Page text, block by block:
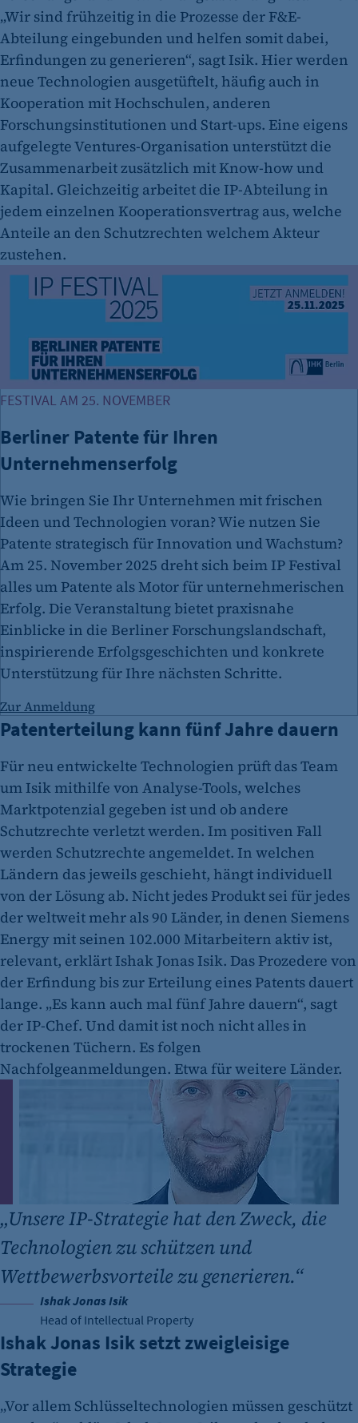
„Wir sind frühzeitig in die Prozesse der F&E-
Abteilung eingebunden und helfen somit dabei,
Erfindungen zu generieren“, sagt Isik. Hier werden
neue Technologien ausgetüftelt, häufig auch in
Kooperation mit Hochschulen, anderen
Forschungsinstitutionen und Start-ups. Eine eigens
aufgelegte Ventures-Organisation unterstützt die
Zusammenarbeit zusätzlich mit Know-how und
Kapital. Gleichzeitig arbeitet die IP-Abteilung in
jedem einzelnen Kooperationsvertrag aus, welche
Anteile an den Schutzrechten welchem Akteur
zustehen.
Zur Anmeldung
FESTIVAL AM 25. NOVEMBER
Berliner Patente für Ihren
Unternehmenserfolg
Wie bringen Sie Ihr Unternehmen mit frischen
Ideen und Technologien voran? Wie nutzen Sie
Patente strategisch für Innovation und Wachstum?
Am 25. November 2025 dreht sich beim IP Festival
alles um Patente als Motor für unternehmerischen
Erfolg. Die Veranstaltung bietet praxisnahe
Einblicke in die Berliner Forschungslandschaft,
inspirierende Erfolgsgeschichten und konkrete
Unterstützung für Ihre nächsten Schritte.
Zur Anmeldung
Patenterteilung kann fünf Jahre dauern
Für neu entwickelte Technologien prüft das Team
um Isik mithilfe von Analyse-Tools, welches
Marktpotenzial gegeben ist und ob andere
Schutzrechte verletzt werden. Im positiven Fall
werden Schutzrechte angemeldet. In welchen
Ländern das jeweils geschieht, hängt individuell
von der Lösung ab. Nicht jedes Produkt sei für jedes
der weltweit mehr als 90 Länder, in denen Siemens
Energy mit seinen 102.000 Mitarbeitern aktiv ist,
relevant, erklärt Ishak Jonas Isik. Das Prozedere von
der Erfindung bis zur Erteilung eines Patents dauert
lange. „Es kann auch mal fünf Jahre dauern“, sagt
der IP-Chef. Und damit ist noch nicht alles in
trockenen Tüchern. Es folgen
Nachfolgeanmeldungen. Etwa für weitere Länder.
„Unsere IP-Strategie hat den Zweck, die
Technologien zu schützen und
Wettbewerbsvorteile zu generieren.“
Ishak Jonas Isik
Head of Intellectual Property
Ishak Jonas Isik setzt zweigleisige
Strategie
„Vor allem Schlüsseltechnologien müssen geschützt